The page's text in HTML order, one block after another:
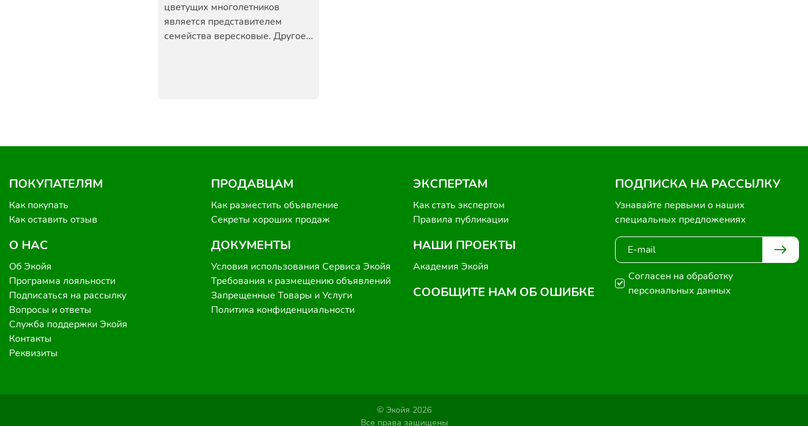
цветущих многолетников
является представителем
семейства вересковые. Другое...
ПОКУПАТЕЛЯМ
Как покупать
Как оставить отзыв
О НАС
Об Экойя
Программа лояльности
Подписаться на рассылку
Вопросы и ответы
Служба поддержки Экойя
Контакты
Реквизиты
ПРОДАВЦАМ
Как разместить объявление
Секреты хороших продаж
ДОКУМЕНТЫ
Условия использования Сервиса Экойя
Требования к размещению объявлений
Запрещенные Товары и Услуги
Политика конфиденциальности
ЭКСПЕРТАМ
Как стать экспертом
Правила публикации
НАШИ ПРОЕКТЫ
Академия Экойя
СООБЩИТЕ НАМ ОБ ОШИБКЕ
ПОДПИСКА НА РАССЫЛКУ
Узнавайте первыми о наших
специальных предложениях
Согласен на обработку
персональных данных
© Экойя 2026
Все права защищены